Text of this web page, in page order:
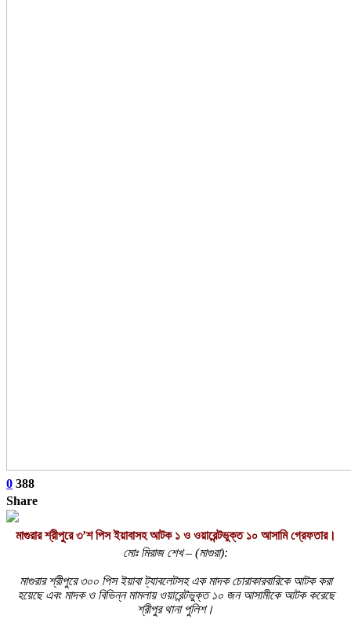
0 388
Share
মাগুরার শ্রীপুরে ৩’শ পিস ইয়াবাসহ আটক ১ ও ওয়ারেন্টভুক্ত ১০ আসামি গ্রেফতার।
মোঃ মিরাজ শেখ – (মাগুরা):
মাগুরার শ্রীপুরে ৩০০ পিস ইয়াবা ট্যাবলেটসহ এক মাদক চোরাকারবারিকে আটক করা
হয়েছে এবং মাদক ও বিভিন্ন মামলায় ওয়ারেন্টভুক্ত ১০ জন আসামীকে আটক করেছে
শ্রীপুর থানা পুলিশ।